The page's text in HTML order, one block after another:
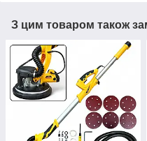
З цим товаром також